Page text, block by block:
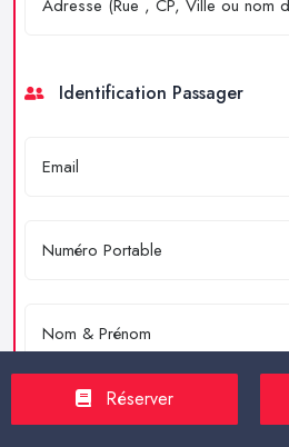
Identification Passager
Merci de résoudre l'équation : 4 + 2 = ?
Réserver